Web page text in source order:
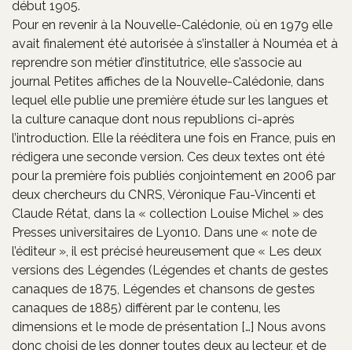
début 1905.
Pour en revenir à la Nouvelle-Calédonie, où en 1979 elle
avait finalement été autorisée à s’installer à Nouméa et à
reprendre son métier d’institutrice, elle s’associe au
journal Petites affiches de la Nouvelle-Calédonie, dans
lequel elle publie une première étude sur les langues et
la culture canaque dont nous republions ci-après
l’introduction. Elle la rééditera une fois en France, puis en
rédigera une seconde version. Ces deux textes ont été
pour la première fois publiés conjointement en 2006 par
deux chercheurs du CNRS, Véronique Fau-Vincenti et
Claude Rétat, dans la « collection Louise Michel » des
Presses universitaires de Lyon10. Dans une « note de
l’éditeur », il est précisé heureusement que « Les deux
versions des Légendes (Légendes et chants de gestes
canaques de 1875, Légendes et chansons de gestes
canaques de 1885) diffèrent par le contenu, les
dimensions et le mode de présentation […] Nous avons
donc choisi de les donner toutes deux au lecteur, et de